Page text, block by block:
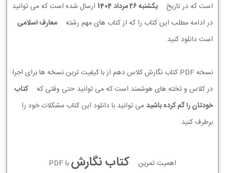
است که در تاریخ
يكشنبه 26 مرداد 1404
ارسال شده است که می توانید
در ادامه مطلب این کتاب را که از کتاب های مهم رشته
معارف اسلامی
است دانلود کنید.
نسخه PDF کتاب نگارش کلاس دهم از با کیفیت ترین نسخه ها برای اجرا
در کلاس و تخته های هوشمند است که می توانید حتی وقتی که
کتاب
خودتان را گم کرده باشیدمی توانید با دانلود این کتاب مشکلات خود را
برطرف کنید.
اهمیت تمرین کتاب نگارش با PDF